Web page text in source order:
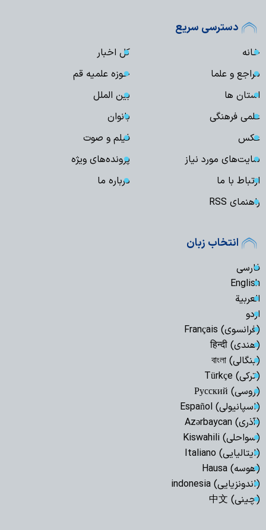
دسترسی سریع
خانه
کل اخبار
مراجع و علما
حوزه علمیه قم
استان ها
بین الملل
علمی فرهنگی
بانوان
عکس
فیلم و صوت
سایت‌های مورد نیاز
پرونده‌های ویژه
ارتباط با ما
درباره ما
راهنمای RSS
انتخاب زبان
فارسی
English
العربیة
اردو
(فرانسوی) Français
(هندی) हिन्दी
(بنگالی) বাংলা
(ترکی) Türkçe
(روسی) Русский
(اسپانیولی) Español
(آذری) Azərbaycan
(سواحلی) Kiswahili
(ایتالیایی) Italiano
(هوسه) Hausa
(اندونزیایی) indonesia
(چینی) 中文